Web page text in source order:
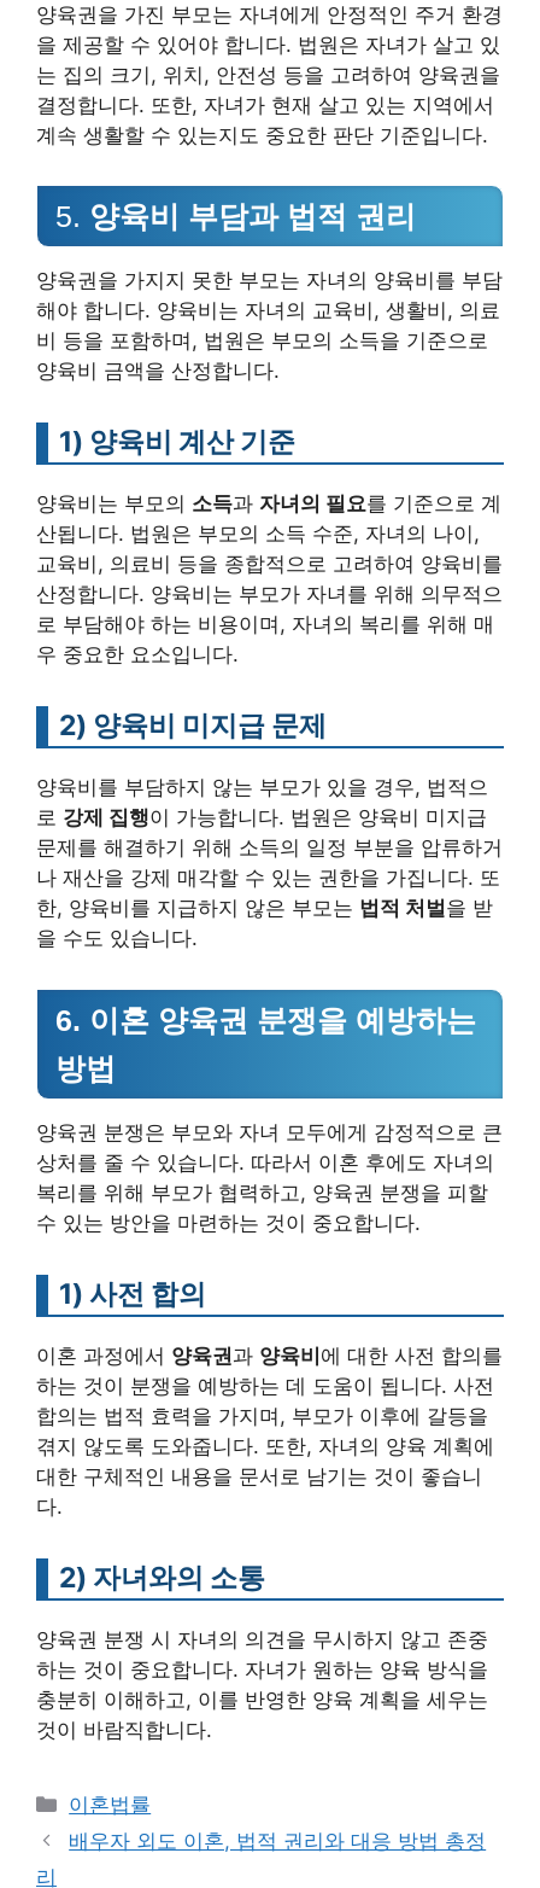
양육권을 가진 부모는 자녀에게 안정적인 주거 환경
을 제공할 수 있어야 합니다. 법원은 자녀가 살고 있
는 집의 크기, 위치, 안전성 등을 고려하여 양육권을
결정합니다. 또한, 자녀가 현재 살고 있는 지역에서
계속 생활할 수 있는지도 중요한 판단 기준입니다.
5. 양육비 부담과 법적 권리
양육권을 가지지 못한 부모는 자녀의 양육비를 부담
해야 합니다. 양육비는 자녀의 교육비, 생활비, 의료
비 등을 포함하며, 법원은 부모의 소득을 기준으로
양육비 금액을 산정합니다.
1) 양육비 계산 기준
양육비는 부모의 소득과 자녀의 필요를 기준으로 계
산됩니다. 법원은 부모의 소득 수준, 자녀의 나이,
교육비, 의료비 등을 종합적으로 고려하여 양육비를
산정합니다. 양육비는 부모가 자녀를 위해 의무적으
로 부담해야 하는 비용이며, 자녀의 복리를 위해 매
우 중요한 요소입니다.
2) 양육비 미지급 문제
양육비를 부담하지 않는 부모가 있을 경우, 법적으
로 강제 집행이 가능합니다. 법원은 양육비 미지급
문제를 해결하기 위해 소득의 일정 부분을 압류하거
나 재산을 강제 매각할 수 있는 권한을 가집니다. 또
한, 양육비를 지급하지 않은 부모는 법적 처벌을 받
을 수도 있습니다.
6. 이혼 양육권 분쟁을 예방하는
방법
양육권 분쟁은 부모와 자녀 모두에게 감정적으로 큰
상처를 줄 수 있습니다. 따라서 이혼 후에도 자녀의
복리를 위해 부모가 협력하고, 양육권 분쟁을 피할
수 있는 방안을 마련하는 것이 중요합니다.
1) 사전 합의
이혼 과정에서 양육권과 양육비 에 대한 사전 합의를
하는 것이 분쟁을 예방하는 데 도움이 됩니다. 사전
합의는 법적 효력을 가지며, 부모가 이후에 갈등을
겪지 않도록 도와줍니다. 또한, 자녀의 양육 계획에
대한 구체적인 내용을 문서로 남기는 것이 좋습니
다.
2) 자녀와의 소통
양육권 분쟁 시 자녀의 의견을 무시하지 않고 존중
하는 것이 중요합니다. 자녀가 원하는 양육 방식을
충분히 이해하고, 이를 반영한 양육 계획을 세우는
것이 바람직합니다.
카
테
이혼법률
배우자 외도 이혼, 법적 권리와 대응 방법 총정
리